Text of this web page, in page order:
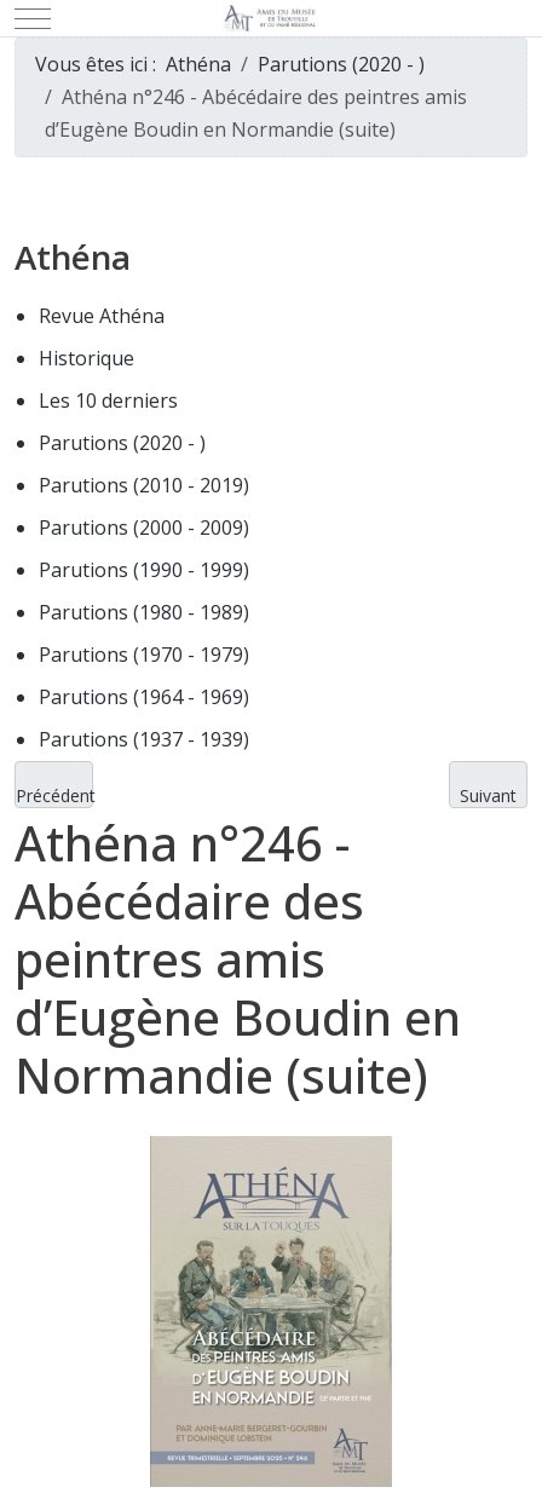
Mobile Menu Toggle
Vous êtes ici : Athéna
Parutions (2020 - )
Athéna n°246 - Abécédaire des peintres amis
d’Eugène Boudin en Normandie (suite)
Athéna
Revue Athéna
Historique
Les 10 derniers
Parutions (2020 - )
Parutions (2010 - 2019)
Parutions (2000 - 2009)
Parutions (1990 - 1999)
Parutions (1980 - 1989)
Parutions (1970 - 1979)
Parutions (1964 - 1969)
Parutions (1937 - 1939)
Précédent Suivant
Athéna n°246 -
Abécédaire des
peintres amis
d’Eugène Boudin en
Normandie (suite)